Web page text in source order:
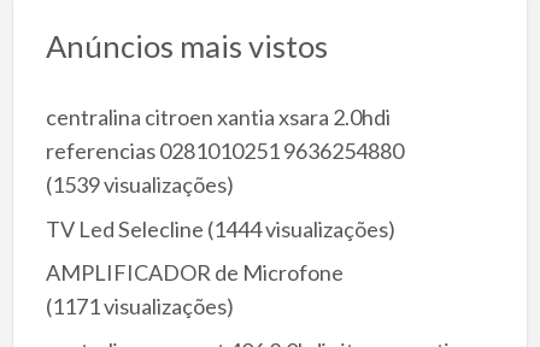
Anúncios mais vistos
centralina citroen xantia xsara 2.0hdi
referencias 0281010251 9636254880
(1539 visualizações)
TV Led Selecline (1444 visualizações)
AMPLIFICADOR de Microfone
(1171 visualizações)